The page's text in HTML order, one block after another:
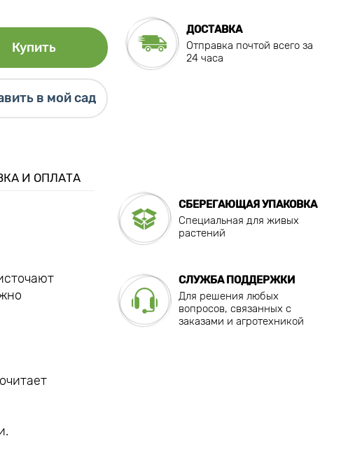
Купить
в мой сад
ДОСТАВКА
Отправка почтой всего за
24 часа
И ОПЛАТА
СБЕРЕГАЮЩАЯ УПАКОВКА
Специальная для живых
растений
СЛУЖБА ПОДДЕРЖКИ
Для решения любых
вопросов, связанных с
заказами и агротехникой